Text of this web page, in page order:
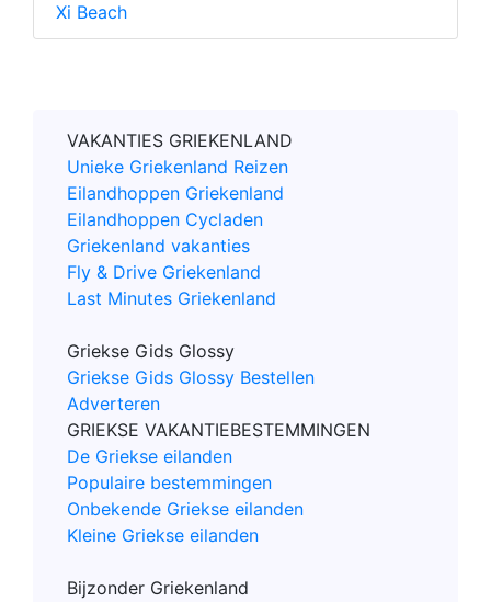
Xi Beach
VAKANTIES GRIEKENLAND
Unieke Griekenland Reizen
Eilandhoppen Griekenland
Eilandhoppen Cycladen
Griekenland vakanties
Fly & Drive Griekenland
Last Minutes Griekenland
Griekse Gids Glossy
Griekse Gids Glossy Bestellen
Adverteren
GRIEKSE VAKANTIEBESTEMMINGEN
De Griekse eilanden
Populaire bestemmingen
Onbekende Griekse eilanden
Kleine Griekse eilanden
Bijzonder Griekenland